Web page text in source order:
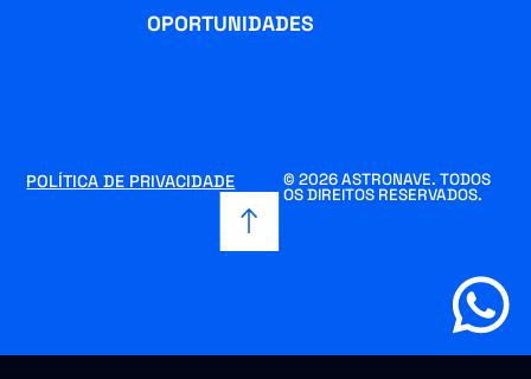
OPORTUNIDADES
© 2026 ASTRONAVE. TODOS
OS DIREITOS RESERVADOS.
POLÍTICA DE PRIVACIDADE